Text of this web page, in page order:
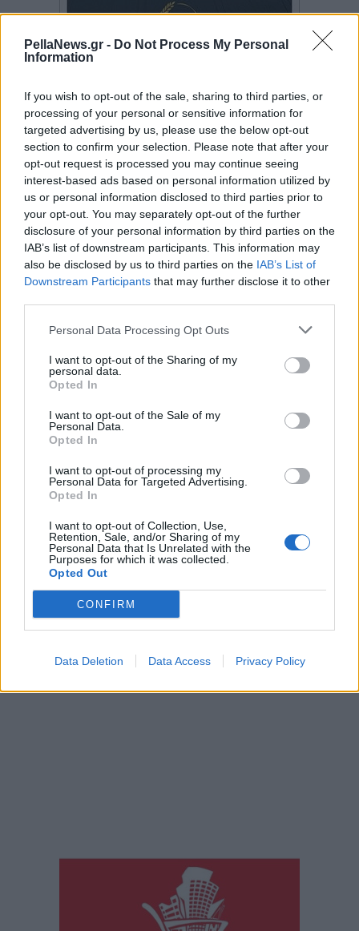
PellaNews.gr - Do Not Process My Personal
Information
If you wish to opt-out of the sale, sharing to third parties, or
processing of your personal or sensitive information for
targeted advertising by us, please use the below opt-out
section to confirm your selection. Please note that after your
opt-out request is processed you may continue seeing
interest-based ads based on personal information utilized by
us or personal information disclosed to third parties prior to
your opt-out. You may separately opt-out of the further
disclosure of your personal information by third parties on the
IAB’s list of downstream participants. This information may
also be disclosed by us to third parties on the IAB’s List of
Downstream Participants that may further disclose it to other
Personal Data Processing Opt Outs
I want to opt-out of the Sharing of my
personal data.
Opted In
I want to opt-out of the Sale of my
Personal Data.
Opted In
I want to opt-out of processing my
Personal Data for Targeted Advertising.
Opted In
I want to opt-out of Collection, Use,
Retention, Sale, and/or Sharing of my
Personal Data that Is Unrelated with the
Purposes for which it was collected.
Opted Out
CONFIRM
Data Deletion Data Access Privacy Policy